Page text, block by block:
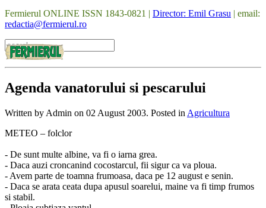
Fermierul ONLINE ISSN 1843-0821 | Director: Emil Grasu | email:
redactia@fermierul.ro
Agenda vanatorului si pescarului
Written by Admin on 02 August 2003. Posted in Agricultura
METEO – folclor
- De sunt multe albine, va fi o iarna grea.
- Daca auzi croncanind cocostarcul, fii sigur ca va ploua.
- Avem parte de toamna frumoasa, daca pe 12 august e senin.
- Daca se arata ceata dupa apusul soarelui, maine va fi timp frumos
si stabil.